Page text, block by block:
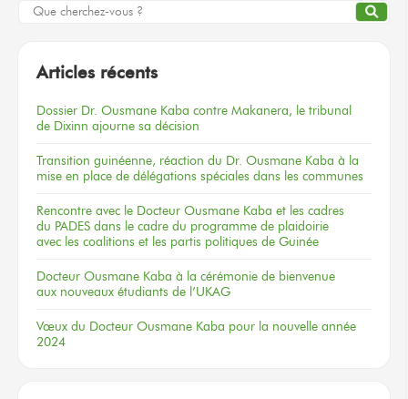
Articles récents
Dossier Dr. Ousmane Kaba contre Makanera, le tribunal
de Dixinn ajourne sa décision
Transition guinéenne, réaction du Dr. Ousmane Kaba à la
mise en place de délégations spéciales dans les communes
Rencontre avec le Docteur Ousmane Kaba et les cadres
du PADES dans le cadre du programme de plaidoirie
avec les coalitions et les partis politiques de Guinée
Docteur Ousmane Kaba à la cérémonie de bienvenue
aux nouveaux étudiants de l’UKAG
Vœux du Docteur Ousmane Kaba pour la nouvelle année
2024